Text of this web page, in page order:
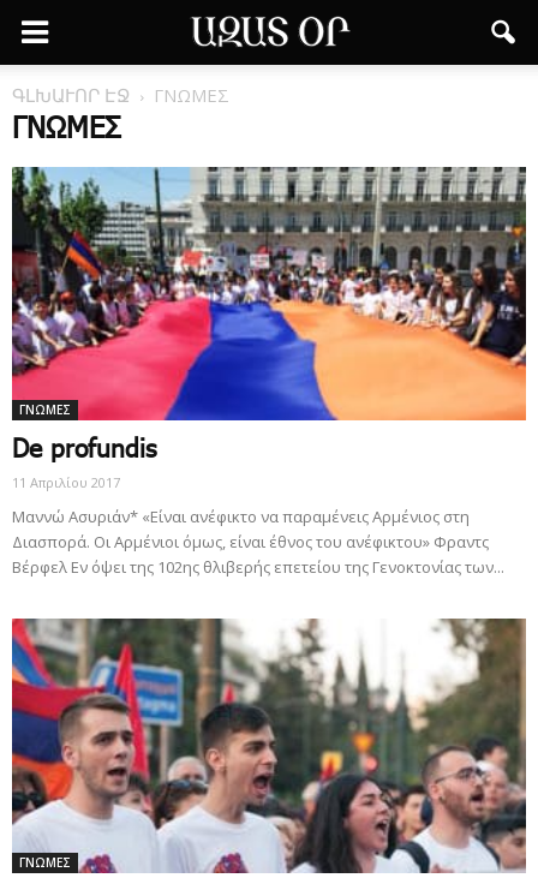
ԳԼԽԱՒՈՐ ԷՋ ΓΝΩΜΕΣ
ΓΝΩΜΕΣ
ΓΝΩΜΕΣ
De profundis
11 Απριλίου 2017
Μαννώ Ασυριάν* «Eίναι ανέφικτο να παραμένεις Αρμένιος στη
Διασπορά. Οι Αρμένιοι όμως, είναι έθνος του ανέφικτου» Φραντς
Βέρφελ Εν όψει της 102ης θλιβερής επετείου της Γενοκτονίας των...
ΓΝΩΜΕΣ